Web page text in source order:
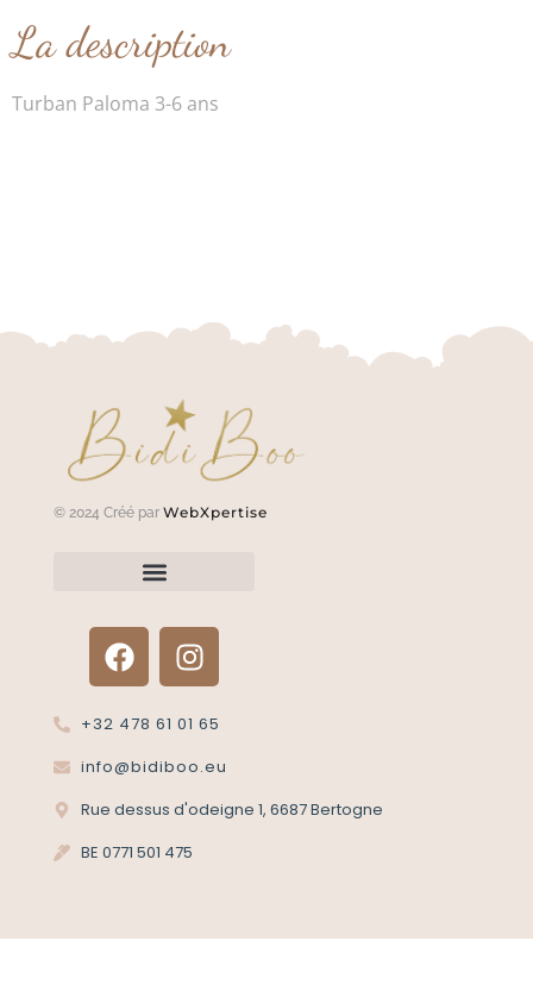
La description
Turban Paloma 3-6 ans
© 2024 Créé par WebXpertise
+32 478 61 01 65
info@bidiboo.eu
Rue dessus d'odeigne 1, 6687 Bertogne
BE 0771 501 475